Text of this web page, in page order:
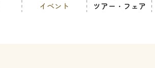
イベント ツアー・フェア